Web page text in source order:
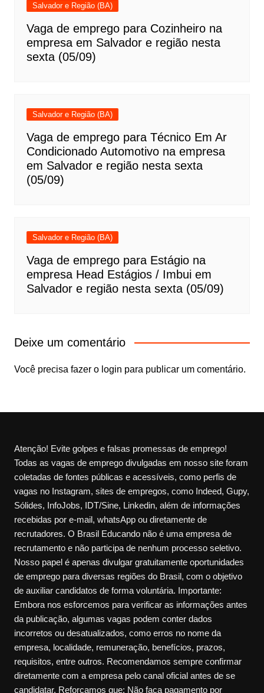
Salvador e Região (BA)
Vaga de emprego para Cozinheiro na
empresa em Salvador e região nesta
sexta (05/09)
Salvador e Região (BA)
Vaga de emprego para Técnico Em Ar
Condicionado Automotivo na empresa
em Salvador e região nesta sexta
(05/09)
Salvador e Região (BA)
Vaga de emprego para Estágio na
empresa Head Estágios / Imbui em
Salvador e região nesta sexta (05/09)
Deixe um comentário
Você precisa fazer o login para publicar um comentário.
Atenção! Evite golpes e falsas promessas de emprego!
Todas as vagas de emprego divulgadas em nosso site foram
coletadas de fontes públicas e acessíveis, como perfis de
vagas no Instagram, sites de empregos, como Indeed, Gupy,
Sólides, InfoJobs, IDT/Sine, Linkedin, além de informações
recebidas por e-mail, whatsApp ou diretamente de
recrutadores. O Brasil Educando não é uma empresa de
recrutamento e não participa de nenhum processo seletivo.
Nosso papel é apenas divulgar gratuitamente oportunidades
de emprego para diversas regiões do Brasil, com o objetivo
de auxiliar candidatos de forma voluntária. Importante:
Embora nos esforcemos para verificar as informações antes
da publicação, algumas vagas podem conter dados
incorretos ou desatualizados, como erros no nome da
empresa, localidade, remuneração, benefícios, prazos,
requisitos, entre outros. Recomendamos sempre confirmar
diretamente com a empresa pelo canal oficial antes de se
candidatar. Reforçamos que: Não faça pagamento por